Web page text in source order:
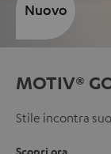
MOTIV®
Stile incontra
Scopri ora
Nuovo